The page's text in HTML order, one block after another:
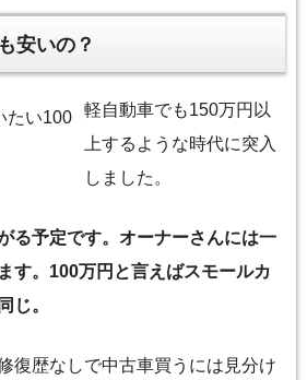
安いの？
軽自動車でも150万円以
上するような時代に突入
しました。
る予定です。オーナーさんには一
す。100万円と言えばスモールカ
じ。
復歴なしで中古車買うには見分け